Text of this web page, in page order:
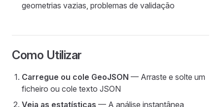
geometrias vazias, problemas de validação
Como Utilizar
Carregue ou cole GeoJSON — Arraste e solte um
ficheiro ou cole texto JSON
Veja as estatísticas — A análise instantânea